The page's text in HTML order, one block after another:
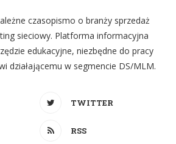
czasopismo o branży sprzedaż
sieciowy. Platforma informacyjna
edukacyjne, niezbędne do pracy
działającemu w segmencie DS/MLM.
TWITTER
RSS